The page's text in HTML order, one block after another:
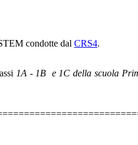
condotte dal CRS4.
1A - 1B e 1C della scuola